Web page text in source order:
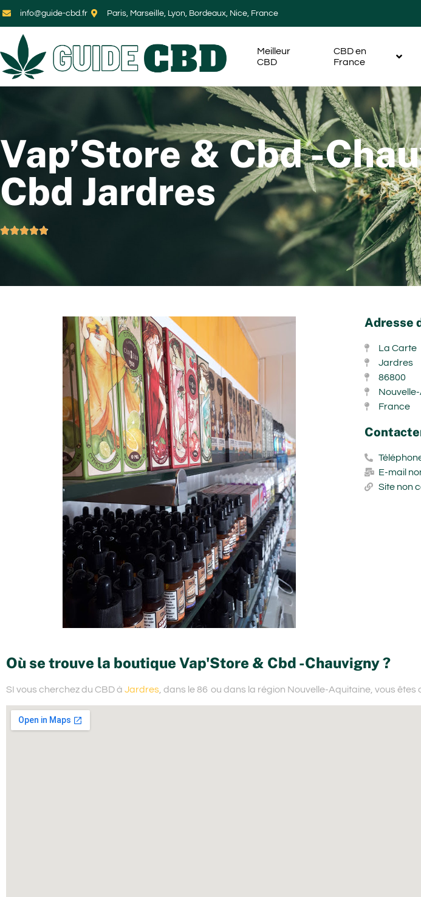
info@guide-cbd.fr Paris, Marseille, Lyon, Bordeaux, Nice, France
Meilleur
CBD
CBD en
France
Vap’Store & Cbd -
Cbd Jardres

Adresse
La Carte
Jardres
86800
France
E-mail
Site non
Où se trouve la boutique Vap'Store & Cbd -Chauvigny ?
SI vous cherchez du CBD à Jardres , dans le 86 ou dans la région Nouvelle-Aquitaine, vous êtes